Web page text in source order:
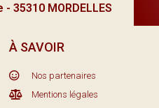
35310 MORDELLES
À SAVOIR
Nos partenaires
Mentions légales